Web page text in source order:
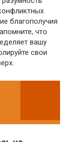
благополучия
что
вашу
свои